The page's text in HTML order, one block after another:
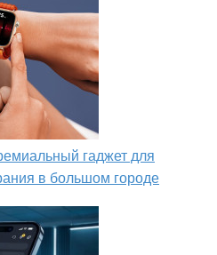
гаджет для
в большом городе